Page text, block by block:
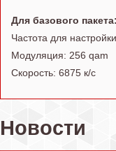
Для базового пакета:
Частота для
Модуляция: 256 qam
Скорость: 6875 к/с
Новости